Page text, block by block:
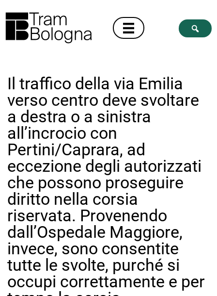
Il traffico della via Emilia
verso centro deve svoltare
a destra o a sinistra
all’incrocio con
Pertini/Caprara, ad
eccezione degli autorizzati
che possono proseguire
diritto nella corsia
riservata. Provenendo
dall’Ospedale Maggiore,
invece, sono consentite
tutte le svolte, purché si
occupi correttamente e per